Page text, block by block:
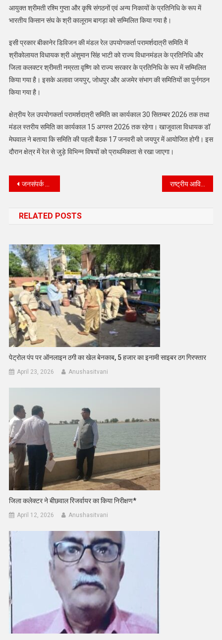
आयुक्त श्रीमती रश्मि गुप्ता और कृषि संगठनों एवं अन्य निकायों के प्रतिनिधि के रूप में
भारतीय किसान संघ के श्री कालूराम बागड़ा को सम्मिलित किया गया है।
इसी प्रकार बीकानेर डिविजन की मंडल रेल उपयोगकर्ता परामर्शदात्री समिति में
श्रीकोलायत विधायक श्री अंशुमान सिंह भाटी को राज्य विधानमंडल के प्रतिनिधि और
जिला कलक्टर श्रीमती नम्रता वृष्णि को राज्य सरकार के प्रतिनिधि के रूप में सम्मिलित
किया गया है। इसके अलावा जयपुर, जोधपुर और अजमेर संभाग की समितियों का पुर्नगठन
किया गया है।
क्षेत्रीय रेल उपयोगकर्ता परामर्शदात्री समिति का कार्यकाल 30 सितम्बर 2026 तक तथा
मंडल स्तरीय समिति का कार्यकाल 15 अगस्त 2026 तक रहेगा। खाजूवाला विधायक डॉ
मेघवाल ने बताया कि समिति की पहली बैठक 17 जनवरी को जयपुर में आयोजित होगी। इस
दौरान क्षेत्र में रेल से जुड़े विभिन्न विषयों को प्राथमिकता से रखा जाएगा।
Post
जनसंपर्क विभाग के 22 अधिकारी पदोन्नत
RELATED POSTS
पेट्रोल पंप पर ऑनलाइन ठगी का खेल बेनकाब, 5 हजार का इनामी साइबर ठग गिरफ्तार
April 23, 2026 Anushasitvani
जिला कलेक्टर ने बीछवाल रिजर्वायर का किया निरीक्षण*
April 12, 2026 Anushasitvani